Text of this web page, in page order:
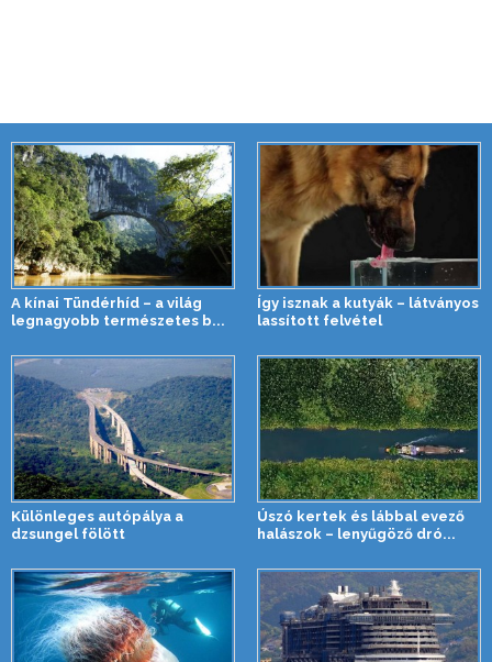
A kínai Tündérhíd – a világ
legnagyobb természetes b...
Így isznak a kutyák – látványos
lassított felvétel
Különleges autópálya a
dzsungel fölött
Úszó kertek és lábbal evező
halászok – lenyűgöző dró...